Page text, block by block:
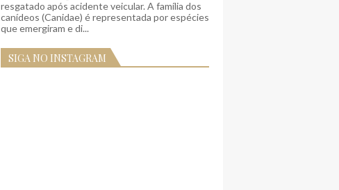
resgatado após acidente veicular. A família dos
canídeos (Canidae) é representada por espécies
que emergiram e di...
SIGA NO INSTAGRAM